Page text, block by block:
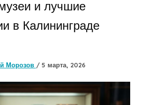
и лучшие
в Калининграде
Морозов / 5 марта, 2026